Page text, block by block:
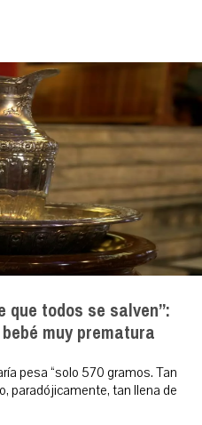
que todos se salven”:
muy prematura
pesa “solo 570 gramos. Tan
paradójicamente, tan llena de